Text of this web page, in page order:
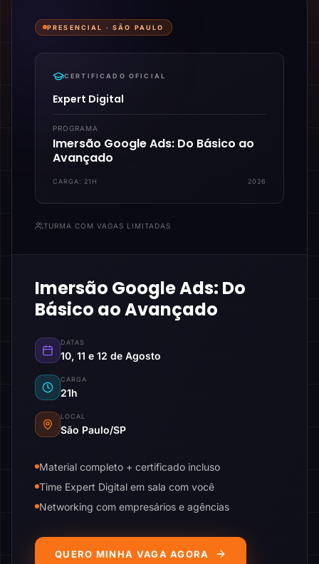
PRESENCIAL ·SÃO PAULO
CERTIFICADO OFICIAL
Expert Digital
PROGRAMA
Imersão Google Ads: Do Básico ao
Avançado
CARGA: 21H 2026
TURMA COM VAGAS LIMITADAS
Imersão Google Ads: Do
Básico ao Avançado
DATAS
10, 11 e 12 de Agosto
CARGA
21h
LOCAL
São Paulo/SP
Material completo + certificado incluso
Time Expert Digital em sala com você
Networking com empresários e agências
QUERO MINHA VAGA AGORA